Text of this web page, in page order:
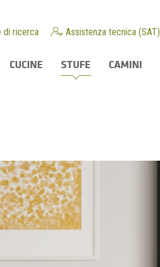
di ricerca Assistenza tecnica (SAT)
CUCINE STUFE CAMINI